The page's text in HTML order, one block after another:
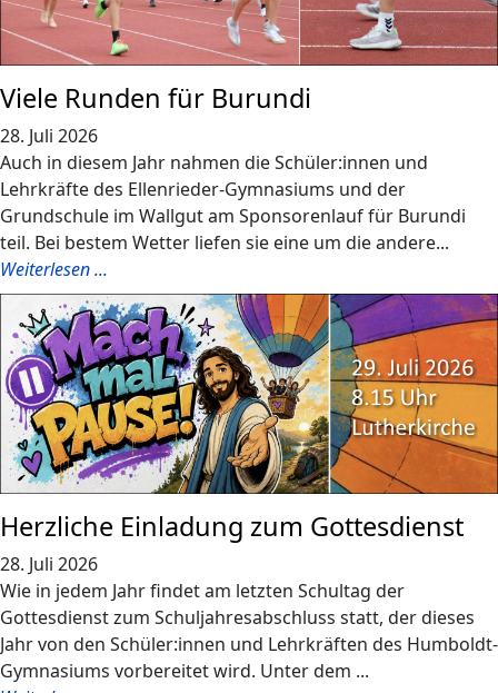
Viele Runden für Burundi
28. Juli 2026
Auch in diesem Jahr nahmen die Schüler:innen und
Lehrkräfte des Ellenrieder-Gymnasiums und der
Grundschule im Wallgut am Sponsorenlauf für Burundi
teil. Bei bestem Wetter liefen sie eine um die andere...
Weiterlesen ...
Herzliche Einladung zum Gottesdienst
28. Juli 2026
Wie in jedem Jahr findet am letzten Schultag der
Gottesdienst zum Schuljahresabschluss statt, der dieses
Jahr von den Schüler:innen und Lehrkräften des Humboldt-
Gymnasiums vorbereitet wird. Unter dem ...